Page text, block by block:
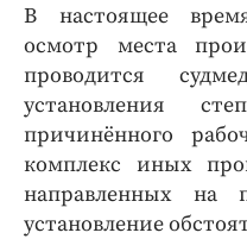
В настоящее
осмотр места
проводится
установления
причинённого
комплекс иных
направленных на
установление